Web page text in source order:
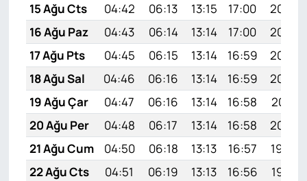
15 Ağu Cts
04:42 06:13 13:15 17:00
20:06
16 Ağu Paz
04:43 06:14 13:14 17:00
20:05
17 Ağu Pts
04:45 06:15 13:14 16:59
20:04
18 Ağu Sal
04:46 06:16 13:14 16:59
20:02
19 Ağu Çar
04:47 06:16 13:14 16:58
20:01
20 Ağu Per
04:48 06:17 13:14 16:58
20:00
21 Ağu Cum
04:50 06:18 13:13 16:57
19:58
22 Ağu Cts
04:51 06:19 13:13 16:56
19:57